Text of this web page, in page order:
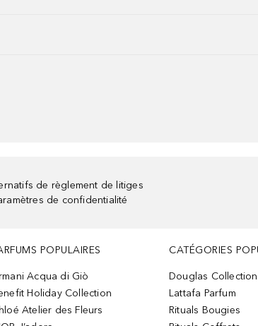
de règlement de litiges
de confidentialité
POPULAIRES
Acqua di Giò
Holiday Collection
Atelier des Fleurs
CATÉGORIES
Douglas
Lattafa Parfum
Rituals Bougies